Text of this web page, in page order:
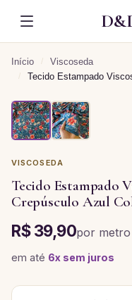
Início / Viscoseda
/ Tecido Estampado
VISCOSEDA
Tecido Estampado
Crepúsculo Azul
R$ 39,90por metro
em até 6x sem juros